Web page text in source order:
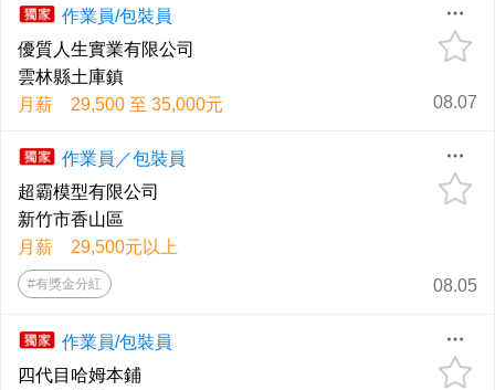
作業員/包裝員
優質人生實業有限公司
雲林縣土庫鎮
月薪 29,500 至 35,000元
08.07
作業員／包裝員
超霸模型有限公司
新竹市香山區
月薪 29,500元以上
#有獎金分紅 08.05
作業員/包裝員
四代目哈姆本鋪